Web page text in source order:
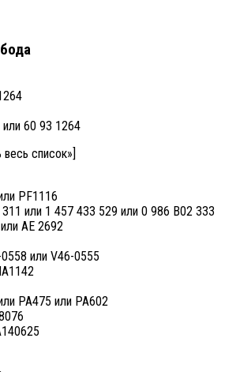
60 93 1264
список»]
PF1116
или 1 457 433 529 или 0 986 B02 333
AE 2692
или V46-0555
PA475 или PA602